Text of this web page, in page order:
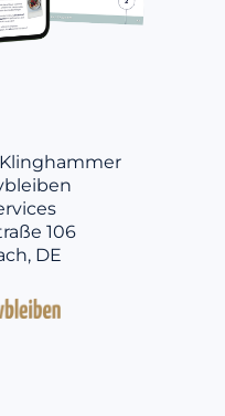
106
DE